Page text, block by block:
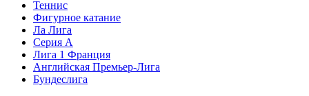
Теннис
Фигурное катание
Ла Лига
Серия А
Лига 1 Франция
Английская Премьер-Лига
Бундеслига